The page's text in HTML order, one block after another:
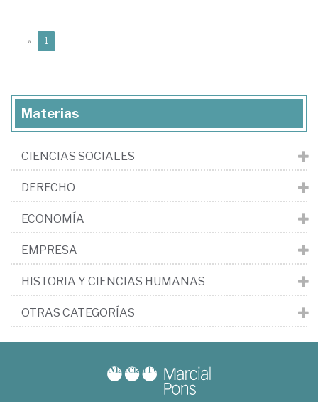
« 1
Materias
CIENCIAS SOCIALES
DERECHO
ECONOMÍA
EMPRESA
HISTORIA Y CIENCIAS HUMANAS
OTRAS CATEGORÍAS